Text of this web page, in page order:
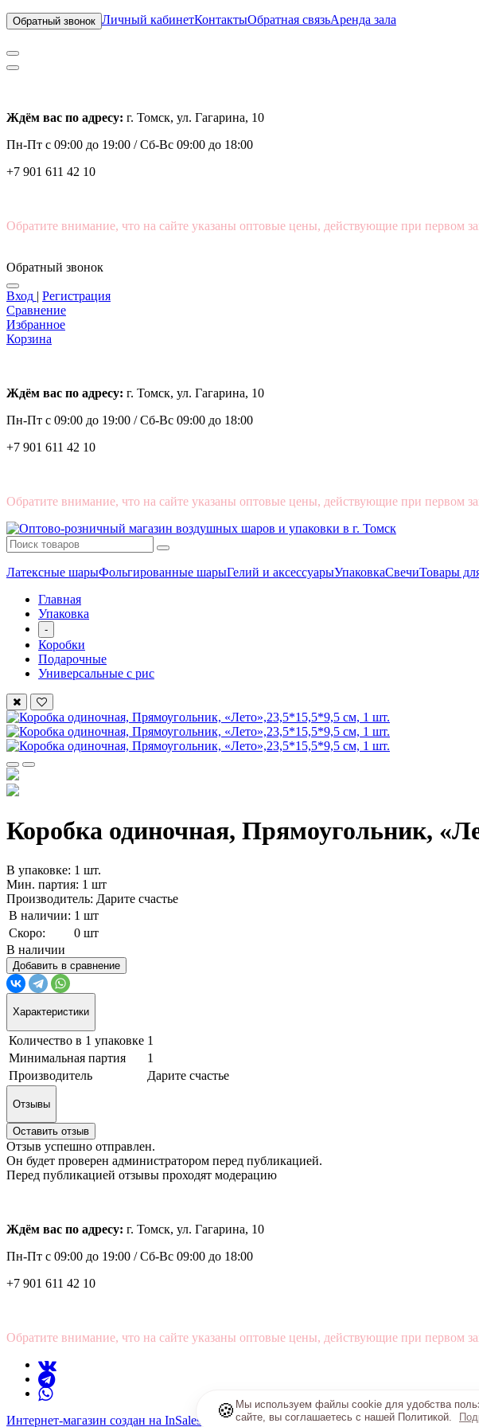
Обратный звонок Личный кабинетКонтактыОбратная связьАренда зала
Ждём вас по адресу: г. Томск, ул. Гагарина, 10
Пн-Пт с 09:00 до 19:00 /Сб-Вс 09:00 до 18:00
+7 901 611 42 10
Обратите внимание, что на сайте указаны оптовые цены, действующие при первом
Обратный звонок
Вход | Регистрация
Сравнение
Избранное
Корзина
Ждём вас по адресу: г. Томск, ул. Гагарина, 10
Пн-Пт с 09:00 до 19:00 /Сб-Вс 09:00 до 18:00
+7 901 611 42 10
Обратите внимание, что на сайте указаны оптовые цены, действующие при первом
Латексные шарыФольгированные шарыГелий и аксессуарыУпаковкаСвечиТовары
Главная
Упаковка
-
Коробки
Подарочные
Универсальные с рис
Коробка одиночная, Прямоугольник,
В упаковке: 1 шт.
Мин. партия: 1 шт
Производитель: Дарите счастье
В наличии: 1 шт
Скоро:
0 шт
В наличии
Добавить в сравнение
Характеристики
Количество в 1 упаковке 1
Минимальная партия
1
Производитель
Дарите счастье
Отзывы
Оставить отзыв
Отзыв успешно отправлен.
Он будет проверен администратором перед публикацией.
Перед публикацией отзывы проходят модерацию
Ждём вас по адресу: г. Томск, ул. Гагарина, 10
Пн-Пт с 09:00 до 19:00 /Сб-Вс 09:00 до 18:00
+7 901 611 42 10
Обратите внимание, что на сайте указаны оптовые цены, действующие при первом
Интернет-магазин создан на InSales 🍪 Мы используем файлы cookie для удобства
сайте, вы соглашаетесь с нашей Политикой.